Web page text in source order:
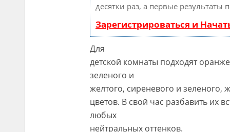
десятки раз, а первые
Зарегистрироваться и
Для
детской комнаты подходят
зеленого и
желтого, сиреневого и зеленого,
цветов. В свой час разбавить их
любых
нейтральных оттенков.